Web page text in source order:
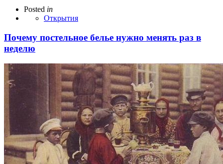
Posted in
Открытия
Почему постельное белье нужно менять раз в
неделю